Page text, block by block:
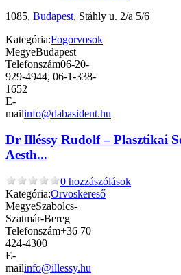
1085, Budapest, Stáhly u. 2/a 5/6
Kategória:Fogorvosok
MegyeBudapest
Telefonszám06-20-
929-4944, 06-1-338-
1652
E-
mailinfo@dabasident.hu
Dr Illéssy Rudolf – Plasztikai
Aesth...
0 hozzászólások
Kategória:Orvoskereső
MegyeSzabolcs-
Szatmár-Bereg
Telefonszám+36 70
424-4300
E-
mailinfo@illessy.hu